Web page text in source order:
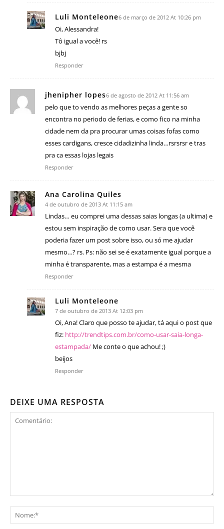
Luli Monteleone6 de março de 2012 At 10:26 pm
Oi, Alessandra!
Tô igual a você! rs
bjbj
Responder
jhenipher lopes6 de agosto de 2012 At 11:56 am
pelo que to vendo as melhores peças a gente so
encontra no periodo de ferias, e como fico na minha
cidade nem da pra procurar umas coisas fofas como
esses cardigans, cresce cidadizinha linda…rsrsrsr e tras
pra ca essas lojas legais
Responder
Ana Carolina Quiles
4 de outubro de 2013 At 11:15 am
Lindas… eu comprei uma dessas saias longas (a ultima) e
estou sem inspiração de como usar. Sera que você
poderia fazer um post sobre isso, ou só me ajudar
mesmo…? rs. Ps: não sei se é exatamente igual porque a
minha é transparente, mas a estampa é a mesma
Responder
Luli Monteleone
7 de outubro de 2013 At 12:03 pm
Oi, Ana! Claro que posso te ajudar, tá aqui o post que
fiz: http://trendtips.com.br/como-usar-saia-longa-
estampada/ Me conte o que achou! ;)
beijos
Responder
DEIXE UMA RESPOSTA